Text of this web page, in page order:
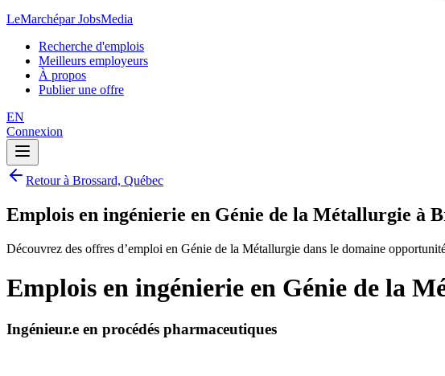
LeMarchépar JobsMedia
Recherche d'emplois
Meilleurs employeurs
À propos
Publier une offre
EN
Connexion
Retour à Brossard, Québec
Emplois en ingénierie en Génie de la Métallurgie à
Découvrez des offres d’emploi en Génie de la Métallurgie dans le domaine
Emplois en ingénierie en Génie de la
Ingénieur.e en procédés pharmaceutiques